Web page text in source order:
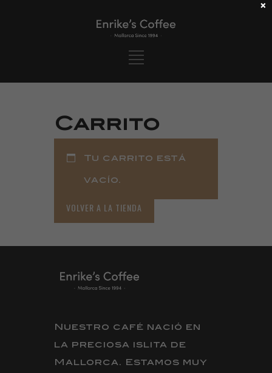
Carrito
Tu carrito está
vacío.
VOLVER A LA TIENDA
Nuestro café nació en
la preciosa islita de
Mallorca. Estamos muy
×